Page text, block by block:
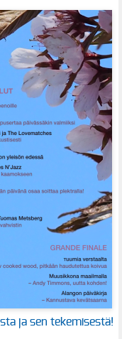
ja sen tekemisestä!